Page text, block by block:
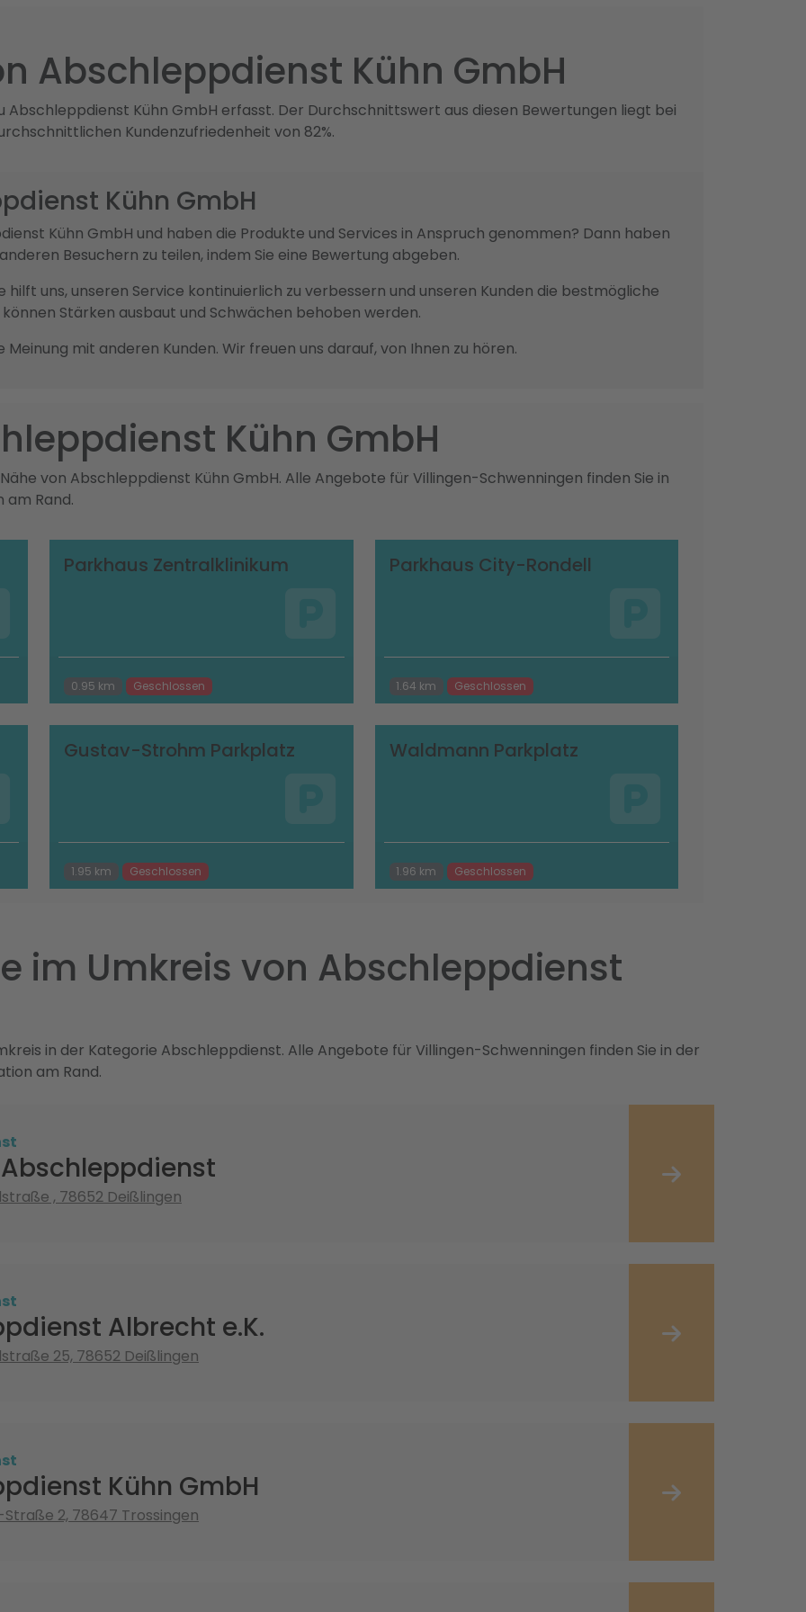
Abschleppdienst Kühn GmbH
Abschleppdienst Kühn GmbH erfasst. Der Durchschnittswert aus diesen Bewertungen liegt bei
Kundenzufriedenheit von 82%.
Kühn GmbH
Kühn GmbH und haben die Produkte und Services in Anspruch genommen? Dann haben
Besuchern zu teilen, indem Sie eine Bewertung abgeben.
hilft uns, unseren Service kontinuierlich zu verbessern und unseren Kunden die bestmögliche
Stärken ausbaut und Schwächen behoben werden.
Meinung mit anderen Kunden. Wir freuen uns darauf, von Ihnen zu hören.
Kühn GmbH
von Abschleppdienst Kühn GmbH. Alle Angebote für Villingen-Schwenningen finden Sie in
am Rand.
Parkhaus Zentralklinikum
0.95 km Geschlossen
Parkhaus City-Rondell
1.64 km Geschlossen
Gustav-Strohm Parkplatz
1.95 km Geschlossen
Waldmann Parkplatz
1.96 km Geschlossen
im Umkreis von Abschleppdienst
in der Kategorie Abschleppdienst. Alle Angebote für Villingen-Schwenningen finden Sie in der
am Rand.
, 78652 Deißlingen
Albrecht e.K.
25, 78652 Deißlingen
Kühn GmbH
2, 78647 Trossingen